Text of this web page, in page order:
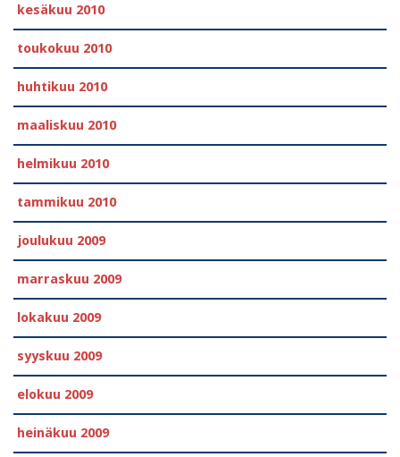
kesäkuu 2010
toukokuu 2010
huhtikuu 2010
maaliskuu 2010
helmikuu 2010
tammikuu 2010
joulukuu 2009
marraskuu 2009
lokakuu 2009
syyskuu 2009
elokuu 2009
heinäkuu 2009